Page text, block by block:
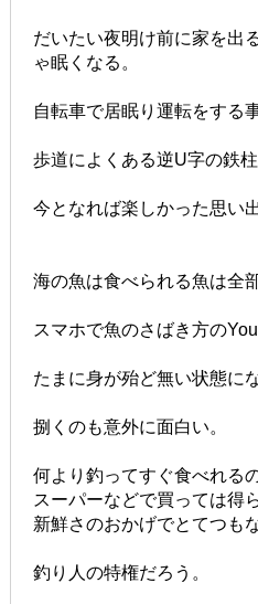
だいたい夜明け前に家を出
ゃ眠くなる。
自転車で居眠り運転をする
歩道によくある逆U字の鉄
今となれば楽しかった思い出
海の魚は食べられる魚は全
スマホで魚のさばき方の
たまに身が殆ど無い状態に
捌くのも意外に面白い。
何より釣ってすぐ食べれる
スーパーなどで買っては得
新鮮さのおかげでとてつも
釣り人の特権だろう。